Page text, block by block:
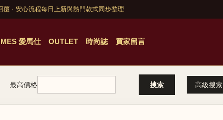
覆 · 安心流程每日上新與熱門款式同步整理
愛馬仕 OUTLET 時尚誌 買家留言
最高價格 高級搜索